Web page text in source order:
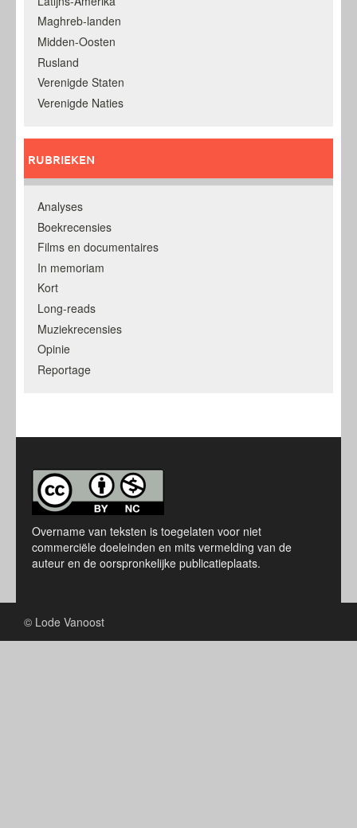
Maghreb-landen
Midden-Oosten
Rusland
Verenigde Staten
Verenigde Naties
RUBRIEKEN
Analyses
Boekrecensies
Films en documentaires
In memoriam
Kort
Long-reads
Muziekrecensies
Opinie
Reportage
Overname van teksten is toegelaten voor niet
commerciële doeleinden en mits vermelding van de
auteur en de oorspronkelijke publicatieplaats.
© Lode Vanoost